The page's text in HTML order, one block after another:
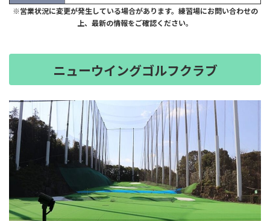
※営業状況に変更が発生している場合があります。練習場にお問い合わせの
上、最新の情報をご確認ください。
ニューウイングゴルフクラブ